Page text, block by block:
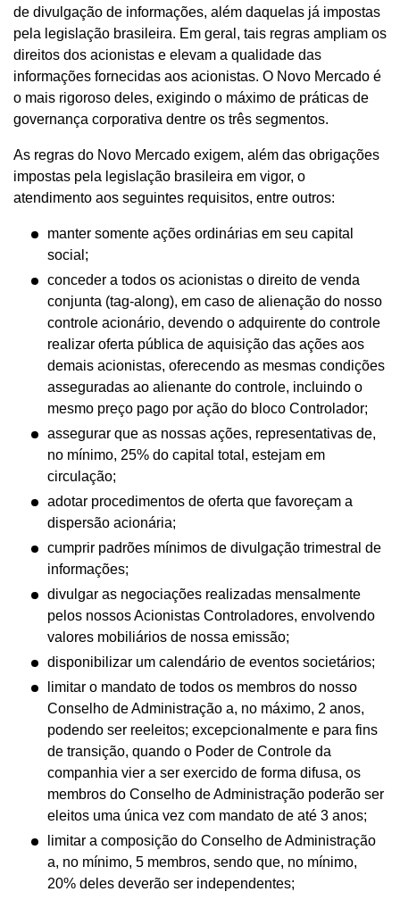
de divulgação de informações, além daquelas já impostas
pela legislação brasileira. Em geral, tais regras ampliam os
direitos dos acionistas e elevam a qualidade das
informações fornecidas aos acionistas. O Novo Mercado é
o mais rigoroso deles, exigindo o máximo de práticas de
governança corporativa dentre os três segmentos.
As regras do Novo Mercado exigem, além das obrigações
impostas pela legislação brasileira em vigor, o
atendimento aos seguintes requisitos, entre outros:
manter somente ações ordinárias em seu capital
social;
conceder a todos os acionistas o direito de venda
conjunta (tag-along), em caso de alienação do nosso
controle acionário, devendo o adquirente do controle
realizar oferta pública de aquisição das ações aos
demais acionistas, oferecendo as mesmas condições
asseguradas ao alienante do controle, incluindo o
mesmo preço pago por ação do bloco Controlador;
assegurar que as nossas ações, representativas de,
no mínimo, 25% do capital total, estejam em
circulação;
adotar procedimentos de oferta que favoreçam a
dispersão acionária;
cumprir padrões mínimos de divulgação trimestral de
informações;
divulgar as negociações realizadas mensalmente
pelos nossos Acionistas Controladores, envolvendo
valores mobiliários de nossa emissão;
disponibilizar um calendário de eventos societários;
limitar o mandato de todos os membros do nosso
Conselho de Administração a, no máximo, 2 anos,
podendo ser reeleitos; excepcionalmente e para fins
de transição, quando o Poder de Controle da
companhia vier a ser exercido de forma difusa, os
membros do Conselho de Administração poderão ser
eleitos uma única vez com mandato de até 3 anos;
limitar a composição do Conselho de Administração
a, no mínimo, 5 membros, sendo que, no mínimo,
20% deles deverão ser independentes;